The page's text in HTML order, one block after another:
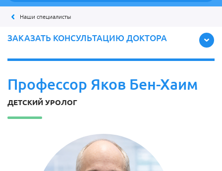
Наши специалисты
ЗАКАЗАТЬ КОНСУЛЬТАЦИЮ ДОКТОРА
Профессор Яков Бен-Хаим
ДЕТСКИЙ УРОЛОГ